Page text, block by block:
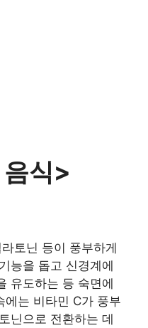
식>
토닌 등이 풍부하게
능을 돕고 신경계에
유도하는 등 숙면에
에는 비타민 C가 풍부
닌으로 전환하는 데